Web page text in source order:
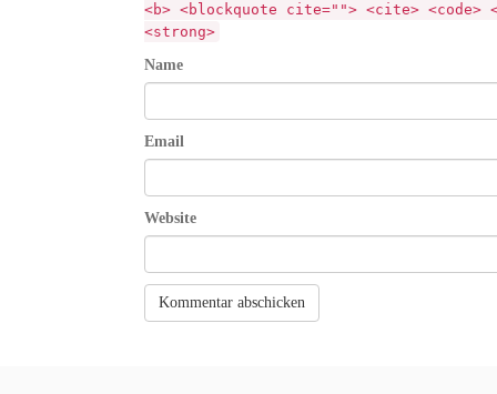
<b> <blockquote cite=""> <cite>
<strong>
Name
Email
Website